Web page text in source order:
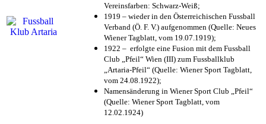
Vereinsfarben: Schwarz-Weiß;
1919 – wieder in den Österreichischen Fussball
Verband (Ö. F. V.) aufgenommen (Quelle: Neues
Wiener Tagblatt, vom 19.07.1919);
1922 – erfolgte eine Fusion mit dem Fussball
Club „Pfeil“ Wien (III) zum Fussballklub
„Artaria-Pfeil“ (Quelle: Wiener Sport Tagblatt,
vom 24.08.1922);
Namensänderung in Wiener Sport Club „Pfeil“
(Quelle: Wiener Sport Tagblatt, vom
12.02.1924)